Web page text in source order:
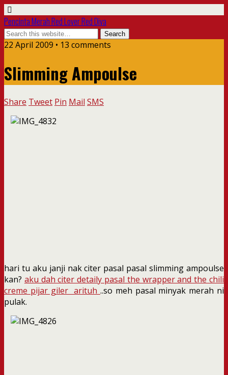
Pencinta Merah Red Lover Red Diva
22 April 2009 • 13 comments
Slimming Ampoulse
Share Tweet Pin Mail SMS
hari tu aku janji nak citer pasal pasal slimming ampoulse
kan? aku dah citer detaily pasal the wrapper and the chili
creme pijar giler arituh ..so meh pasal minyak merah ni
pulak.